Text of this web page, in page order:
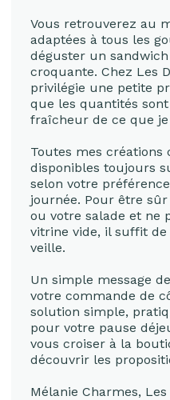
Vous retrouverez au
adaptées à tous les
déguster un
croquante. Chez Les
privilégie une petite
que les quantités
fraîcheur de ce que je
Toutes mes créations
disponibles toujours
selon votre
journée. Pour être
ou votre salade et ne
vitrine vide, il suffit
veille.
Un simple message
votre commande de
solution simple,
pour votre pause
vous croiser à la
découvrir les
Mélanie Charmes,